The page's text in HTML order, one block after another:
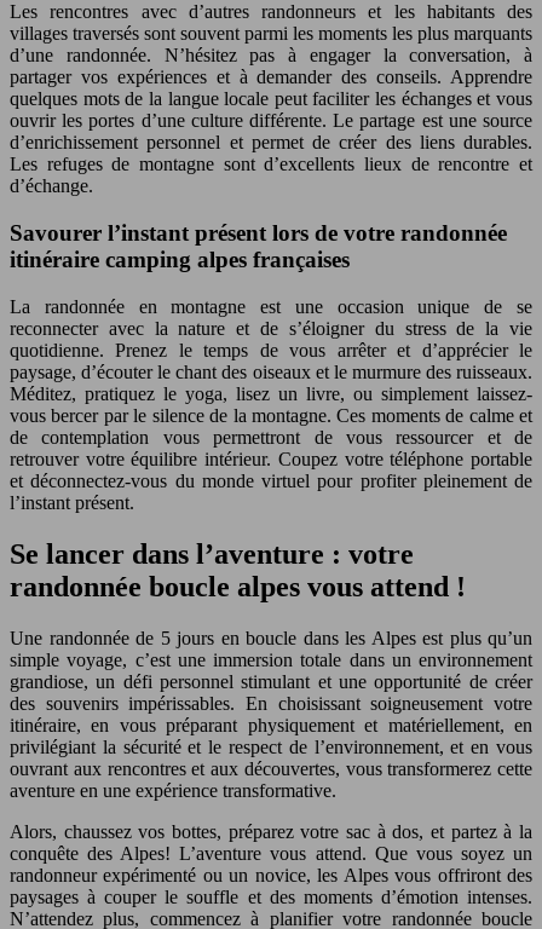
Les rencontres avec d’autres randonneurs et les habitants des
villages traversés sont souvent parmi les moments les plus marquants
d’une randonnée. N’hésitez pas à engager la conversation, à
partager vos expériences et à demander des conseils. Apprendre
quelques mots de la langue locale peut faciliter les échanges et vous
ouvrir les portes d’une culture différente. Le partage est une source
d’enrichissement personnel et permet de créer des liens durables.
Les refuges de montagne sont d’excellents lieux de rencontre et
d’échange.
Savourer l’instant présent lors de votre randonnée
itinéraire camping alpes françaises
La randonnée en montagne est une occasion unique de se
reconnecter avec la nature et de s’éloigner du stress de la vie
quotidienne. Prenez le temps de vous arrêter et d’apprécier le
paysage, d’écouter le chant des oiseaux et le murmure des ruisseaux.
Méditez, pratiquez le yoga, lisez un livre, ou simplement laissez-
vous bercer par le silence de la montagne. Ces moments de calme et
de contemplation vous permettront de vous ressourcer et de
retrouver votre équilibre intérieur. Coupez votre téléphone portable
et déconnectez-vous du monde virtuel pour profiter pleinement de
l’instant présent.
Se lancer dans l’aventure : votre
randonnée boucle alpes vous attend !
Une randonnée de 5 jours en boucle dans les Alpes est plus qu’un
simple voyage, c’est une immersion totale dans un environnement
grandiose, un défi personnel stimulant et une opportunité de créer
des souvenirs impérissables. En choisissant soigneusement votre
itinéraire, en vous préparant physiquement et matériellement, en
privilégiant la sécurité et le respect de l’environnement, et en vous
ouvrant aux rencontres et aux découvertes, vous transformerez cette
aventure en une expérience transformative.
Alors, chaussez vos bottes, préparez votre sac à dos, et partez à la
conquête des Alpes! L’aventure vous attend. Que vous soyez un
randonneur expérimenté ou un novice, les Alpes vous offriront des
paysages à couper le souffle et des moments d’émotion intenses.
N’attendez plus, commencez à planifier votre randonnée boucle